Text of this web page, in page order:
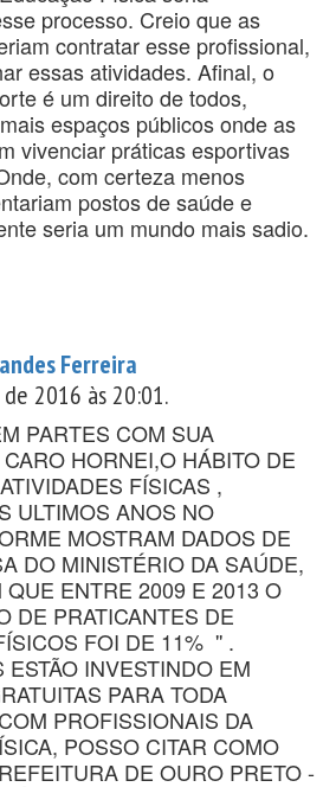
processo. Creio que as
contratar esse profissional,
essas atividades. Afinal, o
é um direito de todos,
espaços públicos onde as
vivenciar práticas esportivas
com certeza menos
postos de saúde e
seria um mundo mais sadio.
Ferreira
2016 às 20:01.
PARTES COM SUA
HORNEI,O HÁBITO DE
FÍSICAS ,
ULTIMOS ANOS NO
MOSTRAM DADOS DE
DO MINISTÉRIO DA SAÚDE,
QUE ENTRE 2009 E 2013 O
DE PRATICANTES DE
FOI DE 11% '' .
INVESTINDO EM
PARA TODA
PROFISSIONAIS DA
POSSO CITAR COMO
DE OURO PRETO -